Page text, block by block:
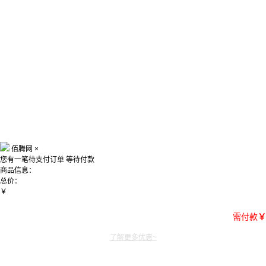
佰腾网 ×
您有一笔待支付订单 等待付款
商品信息：
总价：
￥
需付款￥
了解更多优惠~